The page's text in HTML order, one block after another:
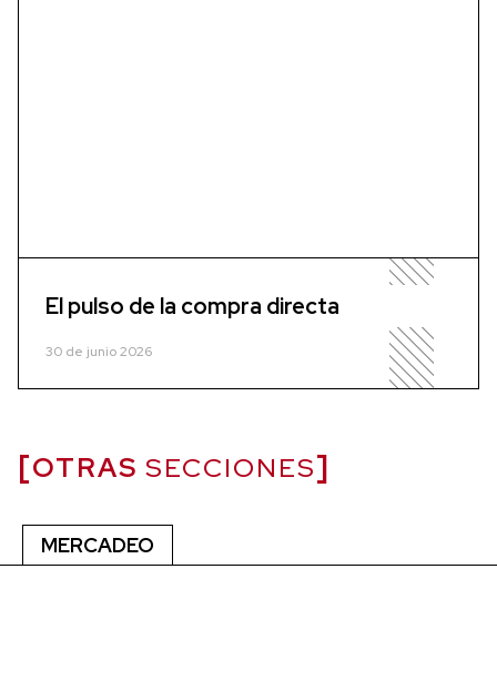
El pulso de la compra directa
30 de junio 2026
OTRAS SECCIONES
MERCADEO